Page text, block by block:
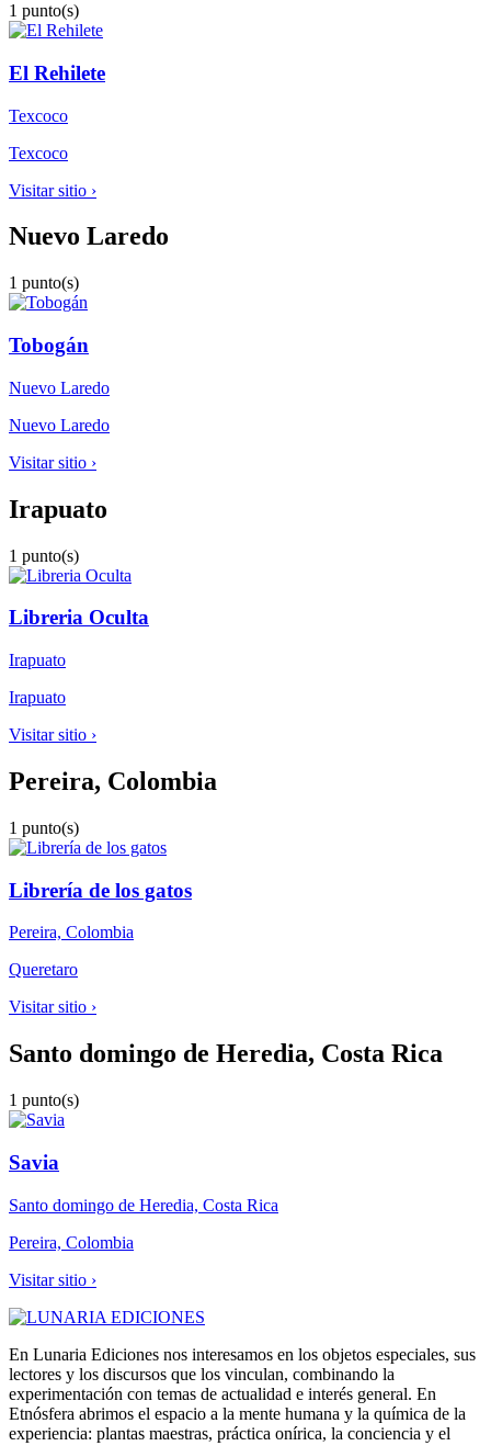
1 punto(s)
El Rehilete
Texcoco
Texcoco
Visitar sitio ›
Nuevo Laredo
1 punto(s)
Tobogán
Nuevo Laredo
Nuevo Laredo
Visitar sitio ›
Irapuato
1 punto(s)
Libreria Oculta
Irapuato
Irapuato
Visitar sitio ›
Pereira, Colombia
1 punto(s)
Librería de los gatos
Pereira, Colombia
Queretaro
Visitar sitio ›
Santo domingo de Heredia, Costa Rica
1 punto(s)
Savia
Santo domingo de Heredia, Costa Rica
Pereira, Colombia
Visitar sitio ›
En Lunaria Ediciones nos interesamos en los objetos especiales, sus
lectores y los discursos que los vinculan, combinando la
experimentación con temas de actualidad e interés general. En
Etnósfera abrimos el espacio a la mente humana y la química de la
experiencia: plantas maestras, práctica onírica, la conciencia y el